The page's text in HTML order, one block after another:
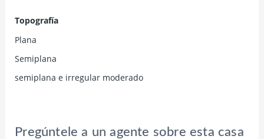
Topografía
Plana
Semiplana
semiplana e irregular moderado
Pregúntele a un agente sobre esta casa